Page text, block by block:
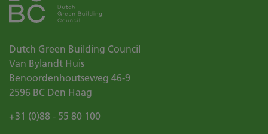
Dutch Green Building Council
Van Bylandt Huis
Benoordenhoutseweg 46-9
2596 BC Den Haag
+31 (0)88 - 55 80 100